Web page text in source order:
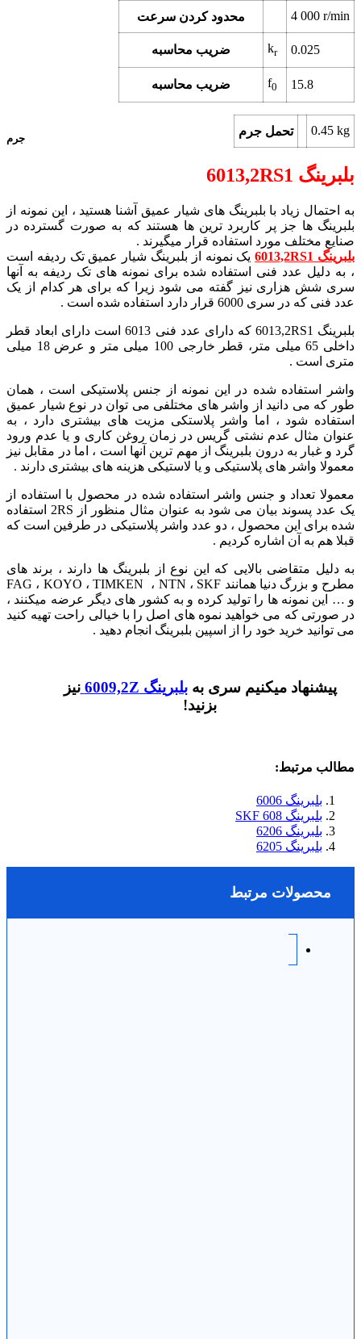
محدود کردن سرعت 4 000 r/min
ضریب محاسبه kr 0.025
ضریب محاسبه f0 15.8
جرم
تحمل جرم 0.45 kg
بلبرینگ 6013,2RS1
به احتمال زیاد با بلبرینگ های شیار عمیق آشنا هستید ، این نمونه از
بلبرینگ ها جز پر کاربرد ترین ها هستند که به صورت گسترده در
صنایع مختلف مورد استفاده قرار میگیرند .
بلبرینگ 6013,2RS1
یک نمونه از بلبرینگ شیار عمیق تک ردیفه است
، به دلیل عدد فنی استفاده شده برای نمونه های تک ردیفه به آنها
سری شش هزاری نیز گفته می شود زیرا که برای هر کدام از یک
عدد فنی که در سری 6000 قرار دارد استفاده شده است .
بلبرینگ 6013,2RS1 که دارای عدد فنی 6013 است دارای ابعاد قطر
داخلی 65 میلی متر، قطر خارجی 100 میلی متر و عرض 18 میلی
متری است .
واشر استفاده شده در این نمونه از جنس پلاستیکی است ، همان
طور که می دانید از واشر های مختلفی می توان در نوع شیار عمیق
استفاده شود ، اما واشر پلاستکی مزیت های بیشتری دارد ، به
عنوان مثال عدم نشتی گریس در زمان روغن کاری و یا عدم ورود
گرد و غبار به درون بلبرینگ از مهم ترین آنها است ، اما در مقابل نیز
معمولا واشر های پلاستیکی و یا لاستیکی هزینه های بیشتری دارند .
معمولا تعداد و جنس واشر استفاده شده در محصول با استفاده از
یک عدد پسوند بیان می شود به عنوان مثال منظور از 2RS استفاده
شده برای این محصول ، دو عدد واشر پلاستیکی در طرفین است که
قبلا هم به آن اشاره کردیم .
به دلیل متقاضی بالایی که این نوع از بلبرینگ ها دارند ، برند های
مطرح و بزرگ دنیا همانند FAG ، KOYO ، TIMKEN ، NTN ، SKF
و … این نمونه ها را تولید کرده و به کشور های دیگر عرضه میکنند ،
در صورتی که می خواهید نموه های اصل را با خیالی راحت تهیه کنید
می توانید خرید خود را از اسپین بلبرینگ انجام دهید .
پیشنهاد میکنیم سری بهبلبرینگ 6009,2Z
نیز
بزنید!
مطالب مرتبط:
بلبرینگ 6006
بلبرینگ 608 SKF
بلبرینگ 6206
بلبرینگ 6205
محصولات مرتبط